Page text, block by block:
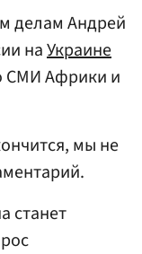
делам Андрей
наУкраине
СМИ Африки и
мы не
станет